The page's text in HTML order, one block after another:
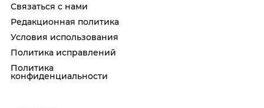
Связаться с нами
Редакционная политика
Условия использования
Политика исправлений
Политика
конфиденциальности